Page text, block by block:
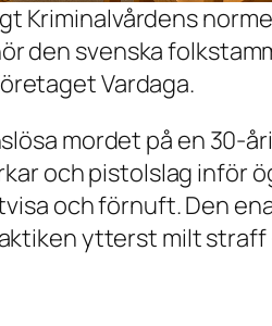
Kriminalvårdens
den svenska
Vardaga.
mordet på en 30-
och pistolslag
och förnuft. Den
ytterst milt